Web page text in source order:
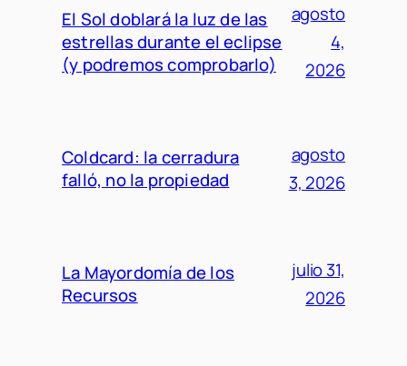
El Sol doblará la luz de las
estrellas durante el eclipse
(y podremos comprobarlo)
agosto
4,
2026
Coldcard: la cerradura
falló, no la propiedad
agosto
3, 2026
La Mayordomía de los
Recursos
julio 31,
2026